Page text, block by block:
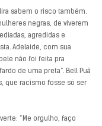
sabem o risco também.
negras, de viverem
agredidas e
Adelaide, com sua
não foi feita pra
de uma preta”. Bell Puã
que racismo fosse só ser
“Me orgulho, faço